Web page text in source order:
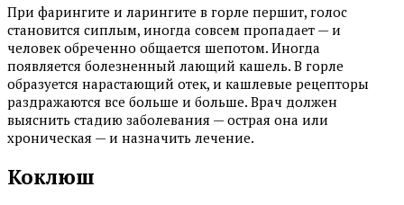
При фарингите и ларингите в горле першит, голос
становится сиплым, иногда совсем пропадает — и
человек обреченно общается шепотом. Иногда
появляется болезненный лающий кашель. В горле
образуется нарастающий отек, и кашлевые рецепторы
раздражаются все больше и больше. Врач должен
выяснить стадию заболевания — острая она или
хроническая — и назначить лечение.
Коклюш